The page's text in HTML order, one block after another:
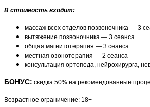
В стоимость входит:
массаж всех отделов позвоночника — 3
вытяжение позвоночника — 3 сеанса
общая магнитотерапия — 3 сеанса
местная озонотерапия — 2 сеанса
консультация ортопеда, нейрохирурга,
БОНУС: скидка 50% на рекомендованные
Возрастное ограничение: 18+